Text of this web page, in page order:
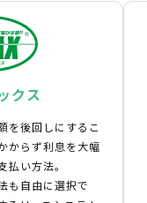
クス
を後回しにするこ
からず利息を大幅
払い方法。
も自由に選択で